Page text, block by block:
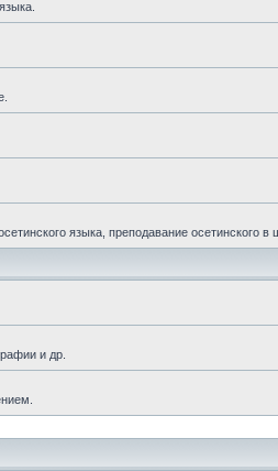
языка, преподавание осетинского в
и др.